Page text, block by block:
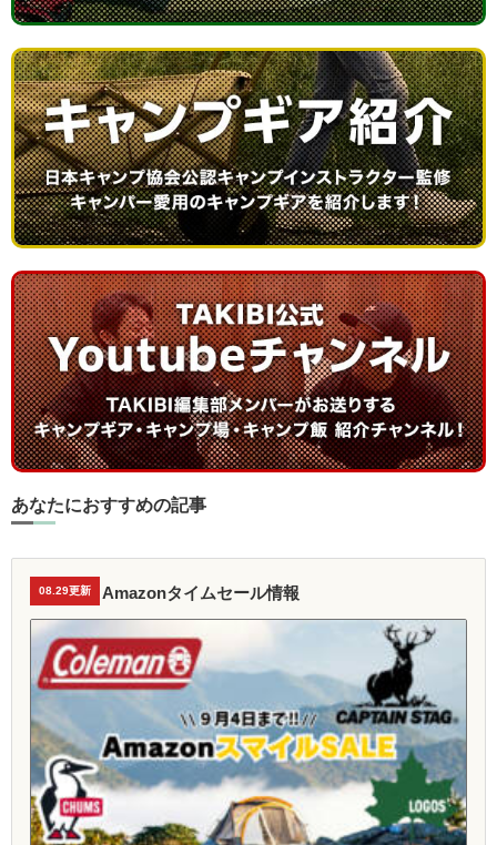
あなたにおすすめの記事
08.29更新 Amazonタイムセール情報